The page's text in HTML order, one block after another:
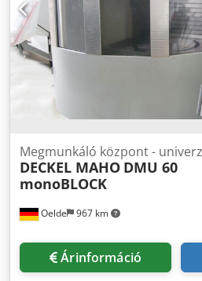
- 4 tengely (+ NC körasztal) -
felújítva - ÚJ X,Y,Z vezetékek - ÚJ
harmonikavédő az X-tengelyen
Oelde 967 km
Megmunkáló központ -
DECKEL MAHO DMU 60
monoBLOCK
Árinformáció